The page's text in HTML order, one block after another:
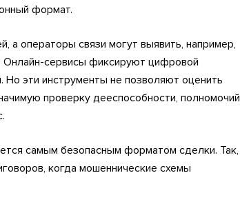
формат.
операторы связи могут выявить, например,
Онлайн-сервисы фиксируют цифровой
эти инструменты не позволяют оценить
проверку дееспособности, полномочий
самым безопасным форматом сделки. Так,
когда мошеннические схемы